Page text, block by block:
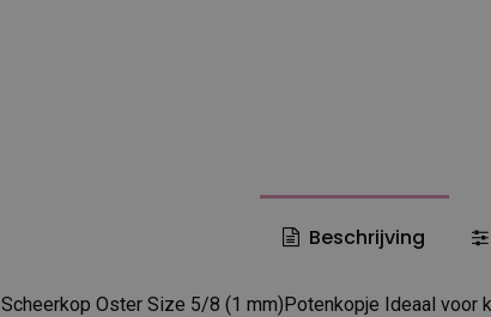
Beschrijving
Scheerkop Oster Size 5/8 (1 mm)Potenkopje Ideaal voor